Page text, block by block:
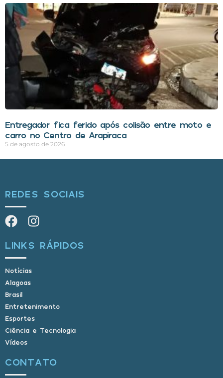
Entregador fica ferido após colisão entre moto e
carro no Centro de Arapiraca
5 de agosto de 2026
REDES SOCIAIS
LINKS RÁPIDOS
Notícias
Alagoas
Brasil
Entretenimento
Esportes
Ciência e Tecnologia
Vídeos
CONTATO